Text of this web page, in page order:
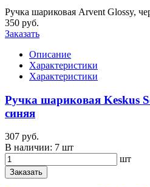
Ручка шариковая Arvent Glossy,
350 руб.
Заказать
Описание
Характеристики
Характеристики
Ручка шариковая Keskus
синяя
307 руб.
В наличии: 7 шт
шт
Заказать